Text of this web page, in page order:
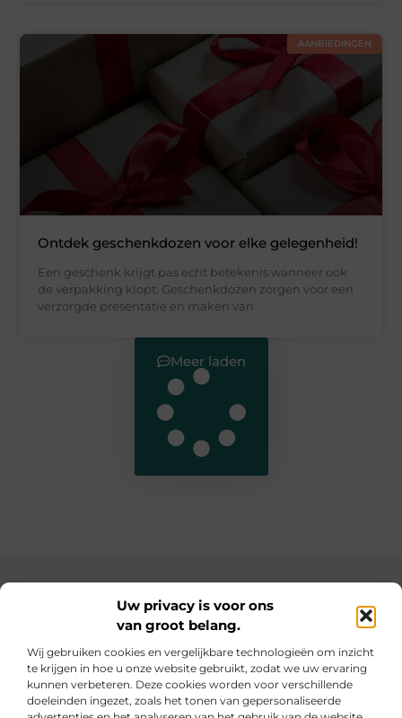
Uw privacy is voor ons
van groot belang.
Wij gebruiken cookies en vergelijkbare technologieën om inzicht
te krijgen in hoe u onze website gebruikt, zodat we uw ervaring
kunnen verbeteren. Deze cookies worden voor verschillende
doeleinden ingezet, zoals het tonen van gepersonaliseerde
AANBIEDINGEN
Ontdek geschenkdozen voor elke gelegenheid!
Een geschenk krijgt pas echt betekenis wanneer ook
de verpakking klopt. Geschenkdozen zorgen voor een
verzorgde presentatie en maken van
Meer laden
Elke dag iets nieuws op informe-toit.be
Praktische tips, slimme ideeën en boeiende verhalen
voor jouw dagelijks leven.